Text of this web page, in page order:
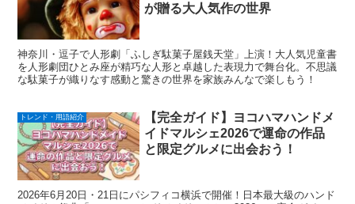
が贈る大人気作の世界
神奈川・逗子で人形劇「ふしぎ駄菓子屋銭天堂」上演！大人気児童書
を人形劇団ひとみ座が精巧な人形と卓越した表現力で舞台化。不思議
な駄菓子が織りなす感動と驚きの世界を家族みんなで楽しもう！
トレンド・用語紹介
【完全ガイド】ヨコハマハンドメ
イドマルシェ2026で運命の作品
と限定グルメに出会おう！
2026年6月20日・21日にパシフィコ横浜で開催！日本最大級のハンド